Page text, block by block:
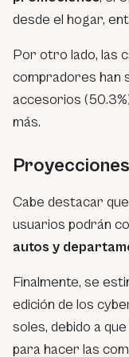
desde el hogar,
Por otro lado, las
compradores han
accesorios
más.
Cabe destacar
usuarios podrán
autos y
Finalmente, se
edición de los
soles, debido a
para hacer las